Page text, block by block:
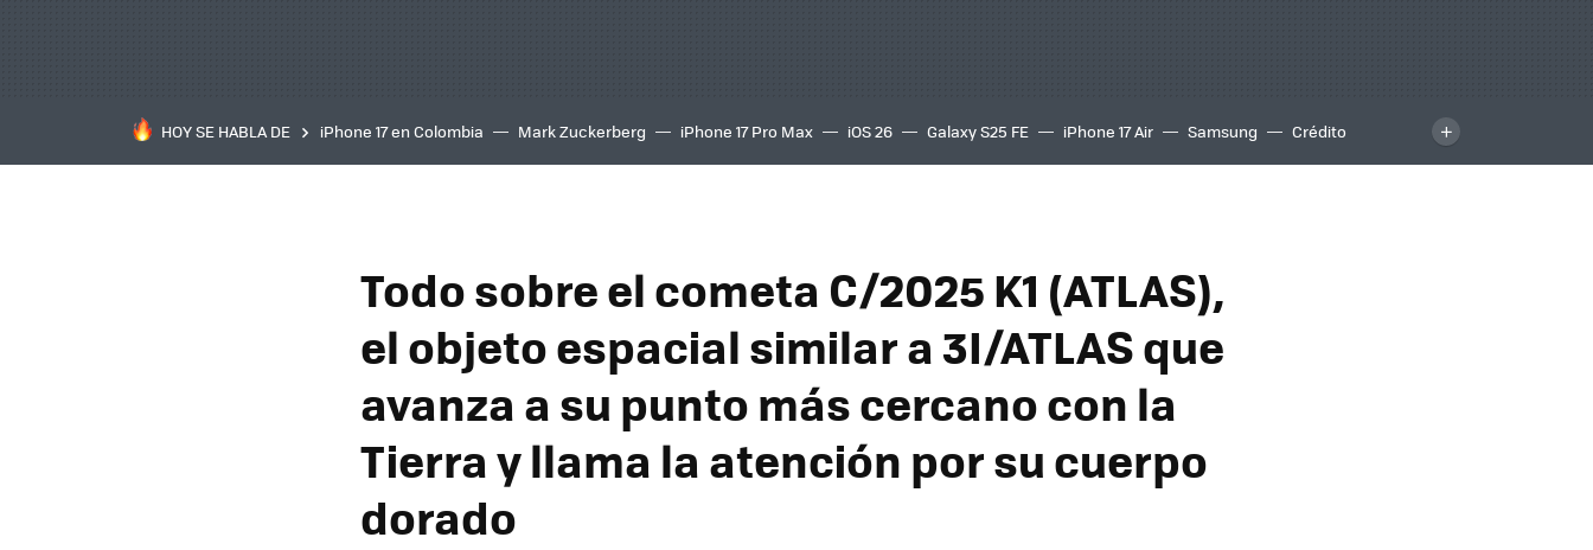
HOY SE HABLA DE iPhone 17 en Colombia Mark Zuckerberg iPhone 17 Pro Max iOS 26 Galaxy S25 FE iPhone 17 Air Samsung
Crédito
inteligente
IA TCL C8K
Todo sobre el cometa C/2025 K1 (ATLAS),
el objeto espacial similar a 3I/ATLAS que
avanza a su punto más cercano con la
Tierra y llama la atención por su cuerpo
dorado